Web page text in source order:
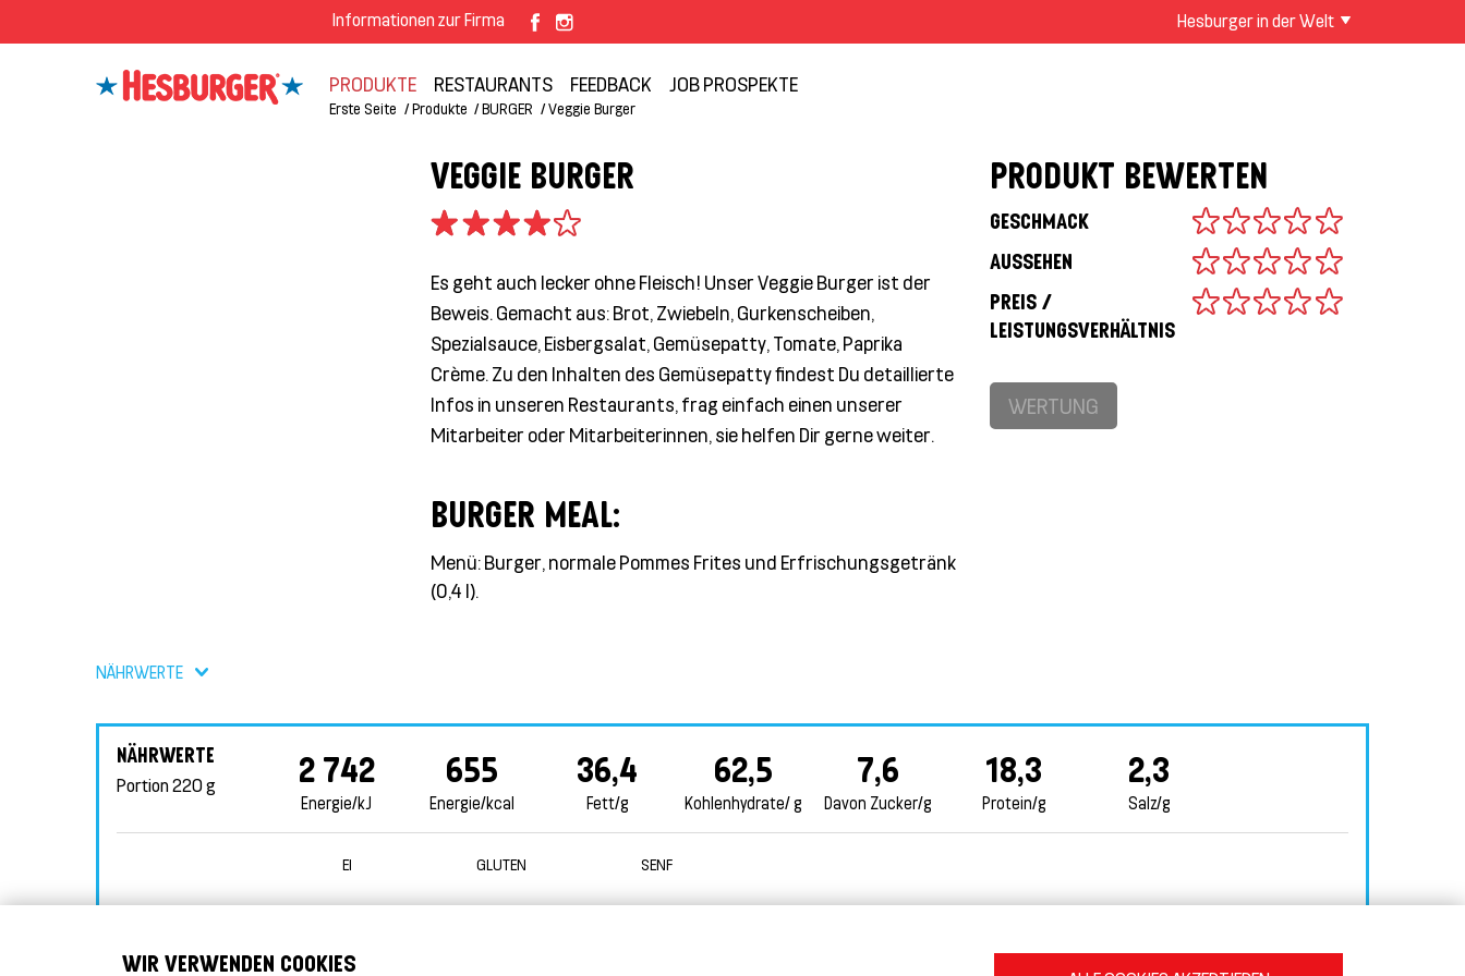
Informationen zur Firma Hesburger in der Welt
PRODUKTE RESTAURANTS FEEDBACK JOB PROSPEKTE
Erste Seite Produkte BURGER Veggie Burger
VEGGIE BURGER
Es geht auch lecker ohne Fleisch! Unser Veggie Burger ist der
Beweis. Gemacht aus: Brot, Zwiebeln, Gurkenscheiben,
Spezialsauce, Eisbergsalat, Gemüsepatty, Tomate, Paprika
Crème. Zu den Inhalten des Gemüsepatty findest Du detaillierte
Infos in unseren Restaurants, frag einfach einen unserer
Mitarbeiter oder Mitarbeiterinnen, sie helfen Dir gerne weiter.
BURGER MEAL:
Menü: Burger, normale Pommes Frites und Erfrischungsgetränk
(0,4 l).
PRODUKT BEWERTEN
GESCHMACK
AUSSEHEN
PREIS /
LEISTUNGSVERHÄLTNIS
WERTUNG
NÄHRWERTE
NÄHRWERTE
Portion220 g 2 742
Energie/kJ
655
Energie/kcal
36,4
Fett/g
62,5
Kohlenhydrate/ g
7,6
Davon Zucker/g
18,3
Protein/g
2,3
Salz/g
EI GLUTEN SENF
WIR VERWENDEN COOKIES